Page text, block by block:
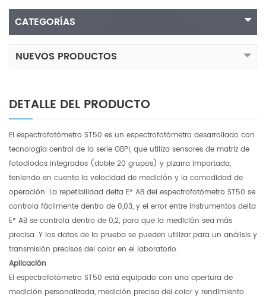
CATEGORÍAS
NUEVOS PRODUCTOS
DETALLE DEL PRODUCTO
El espectrofotómetro ST50 es un espectrofotómetro desarrollado con
tecnología central de la serie GBPI, que utiliza sensores de matriz de
fotodiodos integrados (doble 20 grupos) y pizarra importada,
teniendo en cuenta la velocidad de medición y la comodidad de
operación. La repetibilidad delta E* AB del espectrofotómetro ST50 se
controla fácilmente dentro de 0,03, y el error entre instrumentos delta
E* AB se controla dentro de 0,2, para que la medición sea más
precisa. Y los datos de la prueba se pueden utilizar para un análisis y
transmisión precisos del color en el laboratorio.
Aplicación
El espectrofotómetro ST50 está equipado con una apertura de
medición personalizada, medición precisa del color y rendimiento